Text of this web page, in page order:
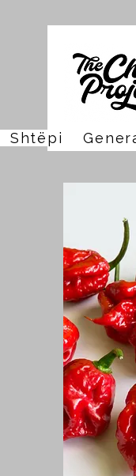
Shtëpi